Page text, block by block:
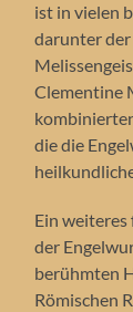
ist in vielen
darunter
Clementine
die die
Ein
der
berühmten
Römischen